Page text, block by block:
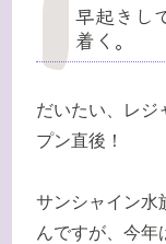
早起きし
着く。
だいたい、レジ
プン直後！
サンシャイン水
んですが、今年